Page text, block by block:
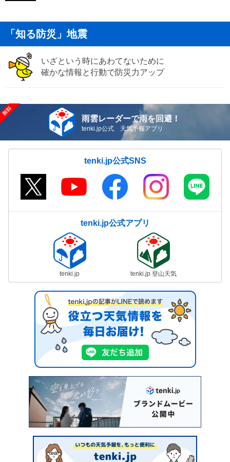
「知る防災」地震
いざという時にあわてないために
確かな情報と行動で防災力アップ
雨雲レーダーで雨を回避！
tenki.jp公式 天気予報アプリ
tenki.jp公式SNS
tenki.jp公式アプリ
tenki.jp tenki.jp 登山天気